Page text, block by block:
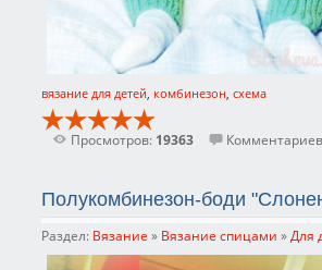
вязание для детей, комбинезон, схема
Просмотров: 19363
Полукомбинезон-боди
Раздел: Вязание » Вязание спицами » Для